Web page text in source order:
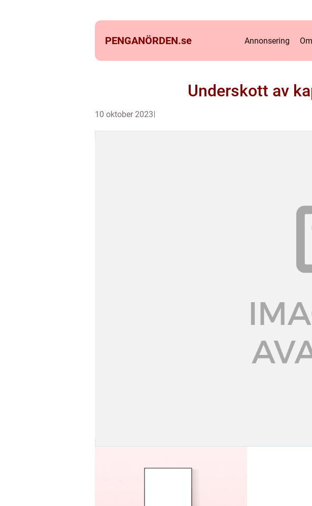
PENGANÖRDEN.se Annonsering
Underskott av
10 oktober 2023